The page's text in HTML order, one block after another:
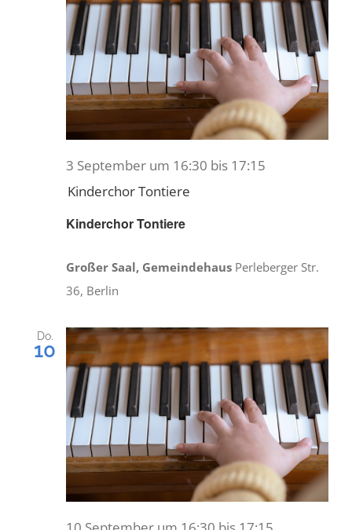
Kinderchor Tontiere
3 September um 16:30 bis 17:15
Kinderchor Tontiere
Großer Saal, Gemeindehaus Perleberger Str.
36, Berlin
Do.
10